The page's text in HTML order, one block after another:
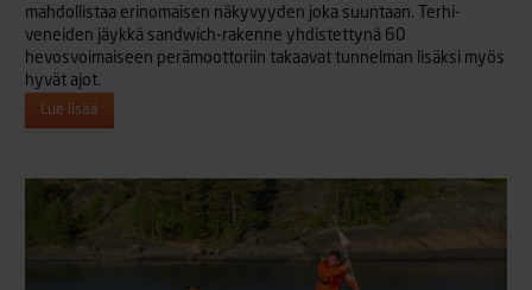
mahdollistaa erinomaisen näkyvyyden joka suuntaan. Terhi-
veneiden jäykkä sandwich-rakenne yhdistettynä 60
hevosvoimaiseen perämoottoriin takaavat tunnelman lisäksi myös
hyvät ajot.
Lue lisää